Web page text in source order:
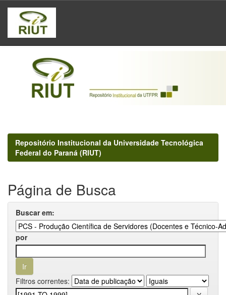
Skip
navigation
Repositório Institucional da Universidade Tecnológica
Federal do Paraná (RIUT)
Página de Busca
Buscar em:
por
Filtros correntes: